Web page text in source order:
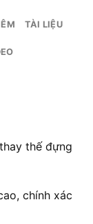
TÀI LIỆU
thế đựng
chính xác